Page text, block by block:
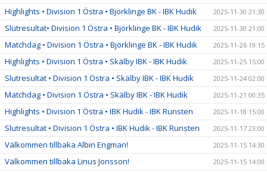
Highlights • Division 1 Östra • Björklinge BK - IBK Hudik 2025-11-30 21:30
Slutresultat• Division 1 Östra • Björklinge BK - IBK Hudik 2025-11-30 21:00
Matchdag • Division 1 Östra • Björklinge BK - IBK Hudik 2025-11-26 19:15
Highlights • Division 1 Östra • Skälby IBK - IBK Hudik 2025-11-25 15:00
Slutresultat • Division 1 Östra • Skälby IBK - IBK Hudik 2025-11-24 02:00
Matchdag • Division 1 Östra • Skälby IBK - IBK Hudik 2025-11-21 00:35
Highlights • Division 1 Östra • IBK Hudik - IBK Runsten 2025-11-18 15:00
Slutresultat • Division 1 Östra • IBK Hudik - IBK Runsten 2025-11-17 23:00
Välkommen tillbaka Albin Engman! 2025-11-15 14:30
Välkommen tillbaka Linus Jonsson! 2025-11-15 14:00